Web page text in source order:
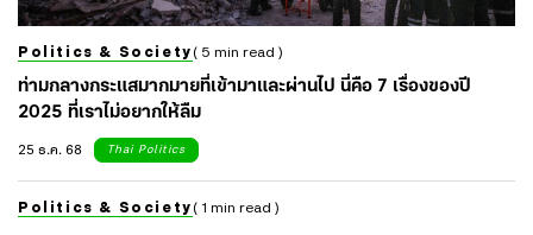
Politics & Society ( 5 min read )
ท่ามกลางกระแสมากมายที่เข้ามาและผ่านไป นี่คือ 7 เรื่องของปี
2025 ที่เราไม่อยากให้ลืม
25 ธ.ค. 68
Thai Politics
Politics & Society ( 1 min read )